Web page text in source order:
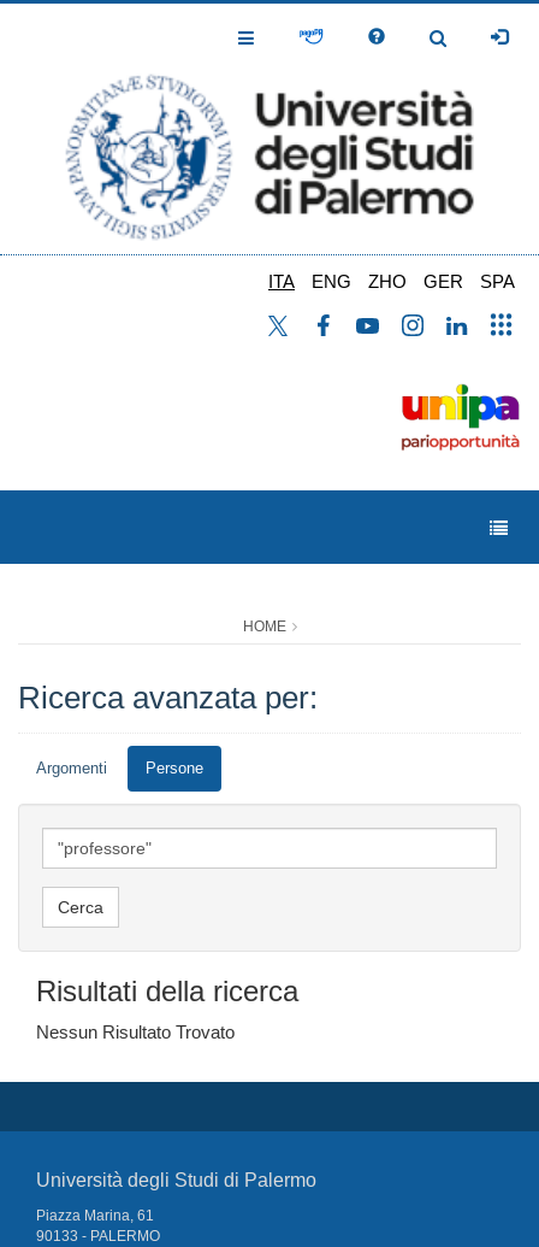
Toggle
Toggle
ITA ENG ZHO GER SPA
HOME
Ricerca avanzata per:
Argomenti Persone
Risultati della ricerca
Nessun Risultato Trovato
Università degli Studi di Palermo
Piazza Marina, 61
90133 - PALERMO